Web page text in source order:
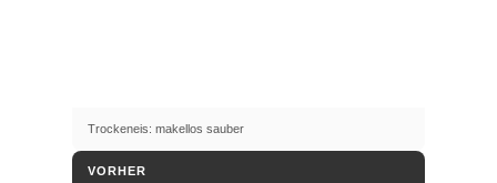
Trockeneis: makellos sauber
VORHER